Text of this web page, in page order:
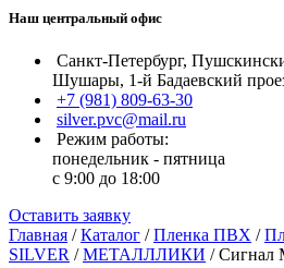
Наш центральный офис
Санкт-Петербург,
Шушары, 1-й Бадаевский
+7 (981) 809-63-30
silver.pvc@mail.ru
Режим работы:
понедельник - пятница
с 9:00 до 18:00
Оставить заявку
Главная /Каталог /Пленка ПВХ /
SILVER /МЕТАЛЛЛИКИ /Сигнал